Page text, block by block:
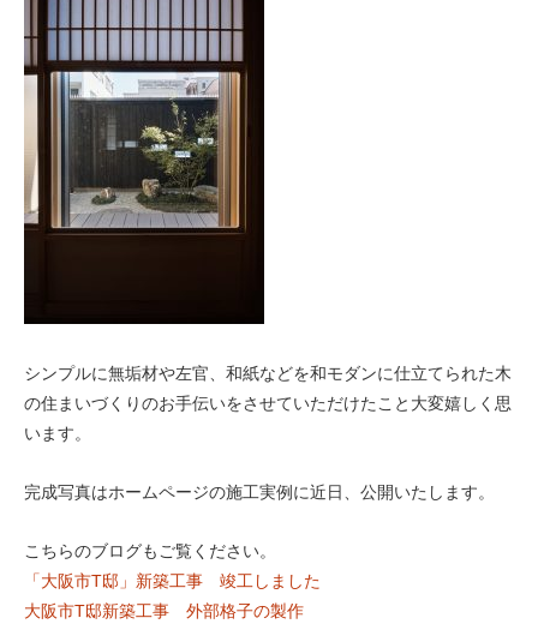
シンプルに無垢材や左官、和紙などを和モダンに仕立てられた木
の住まいづくりのお手伝いをさせていただけたこと大変嬉しく思
います。
完成写真はホームページの施工実例に近日、公開いたします。
こちらのブログもご覧ください。
「大阪市T邸」新築工事 竣工しました
大阪市T邸新築工事 外部格子の製作